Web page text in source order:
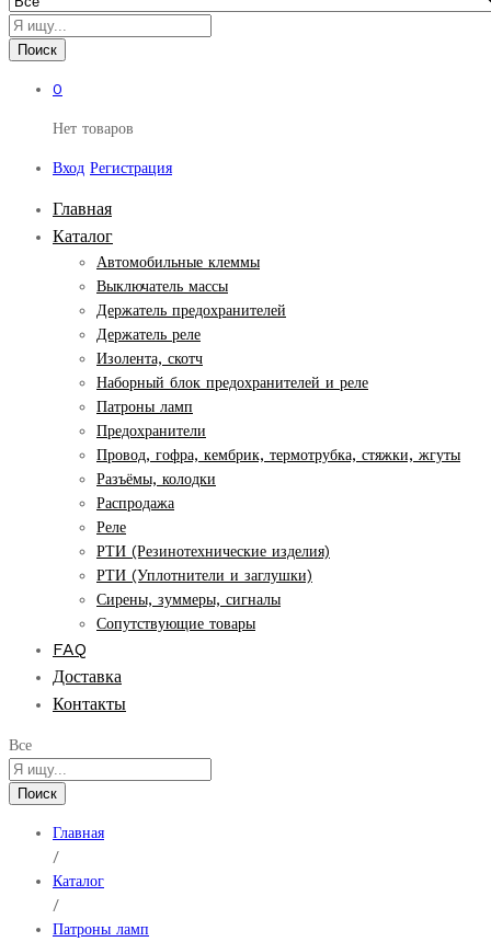
Поиск
0
Нет товаров
Вход Регистрация
Главная
Каталог
Автомобильные клеммы
Выключатель массы
Держатель предохранителей
Держатель реле
Изолента, скотч
Наборный блок предохранителей и реле
Патроны ламп
Предохранители
Провод, гофра, кембрик, термотрубка, стяжки, жгуты
Разъёмы, колодки
Распродажа
Реле
РТИ (Резинотехнические изделия)
РТИ (Уплотнители и заглушки)
Сирены, зуммеры, сигналы
Сопутствующие товары
FAQ
Доставка
Контакты
Все
Поиск
Главная
/
Каталог
/
Патроны ламп